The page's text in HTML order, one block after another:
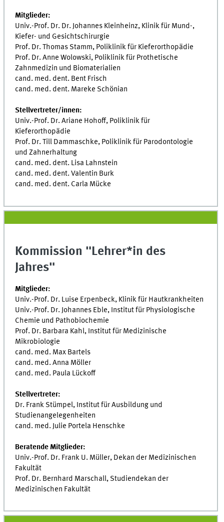
Mitglieder:
Univ.-Prof. Dr. Dr. Johannes Kleinheinz, Klinik für Mund-,
Kiefer- und Gesichtschirurgie
Prof. Dr. Thomas Stamm, Poliklinik für Kieferorthopädie
Prof. Dr. Anne Wolowski, Poliklinik für Prothetische
Zahnmedizin und Biomaterialien
cand. med. dent. Bent Frisch
cand. med. dent. Mareke Schönian
Stellvertreter/innen:
Univ.-Prof. Dr. Ariane Hohoff, Poliklinik für
Kieferorthopädie
Prof. Dr. Till Dammaschke, Poliklinik für Parodontologie
und Zahnerhaltung
cand. med. dent. Lisa Lahnstein
cand. med. dent. Valentin Burk
cand. med. dent. Carla Mücke
Kommission "Lehrer*in des
Jahres"
Mitglieder:
Univ.-Prof. Dr. Luise Erpenbeck, Klinik für Hautkrankheiten
Univ.-Prof. Dr. Johannes Eble, Institut für Physiologische
Chemie und Pathobiochemie
Prof. Dr. Barbara Kahl, Institut für Medizinische
Mikrobiologie
cand. med. Max Bartels
cand. med. Anna Möller
cand. med. Paula Lückoff
Stellvertreter:
Dr. Frank Stümpel, Institut für Ausbildung und
Studienangelegenheiten
cand. med. Julie Portela Henschke
Beratende Mitglieder:
Univ.-Prof. Dr. Frank U. Müller, Dekan der Medizinischen
Fakultät
Prof. Dr. Bernhard Marschall, Studiendekan der
Medizinischen Fakultät